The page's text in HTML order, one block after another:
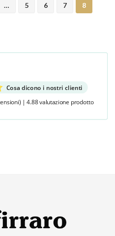
… 5 6 7 8
Cosa dicono i nostri clienti
| 4.88 valutazione prodotto